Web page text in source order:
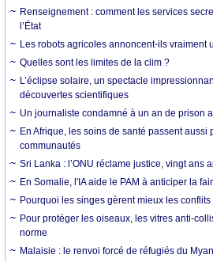
Renseignement : comment les services
l’État
Les robots agricoles annoncent-ils vraiment
Quelles sont les limites de la clim ?
L’éclipse solaire, un spectacle
découvertes scientifiques
Un journaliste condamné à un an de prison
En Afrique, les soins de santé passent aussi
communautés
Sri Lanka : l’ONU réclame justice, vingt ans
En Somalie, l'IA aide le PAM à anticiper la
Pourquoi les singes gèrent mieux les
Pour protéger les oiseaux, les vitres anti-
norme
Malaisie : le renvoi forcé de réfugiés du